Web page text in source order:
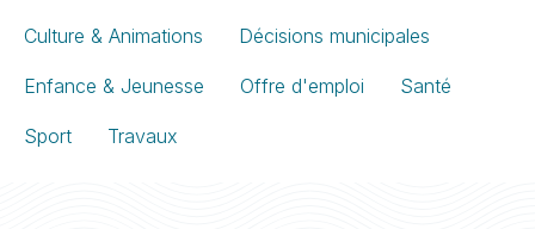
Culture & Animations Décisions municipales
Enfance & Jeunesse Offre d'emploi Santé
Sport Travaux